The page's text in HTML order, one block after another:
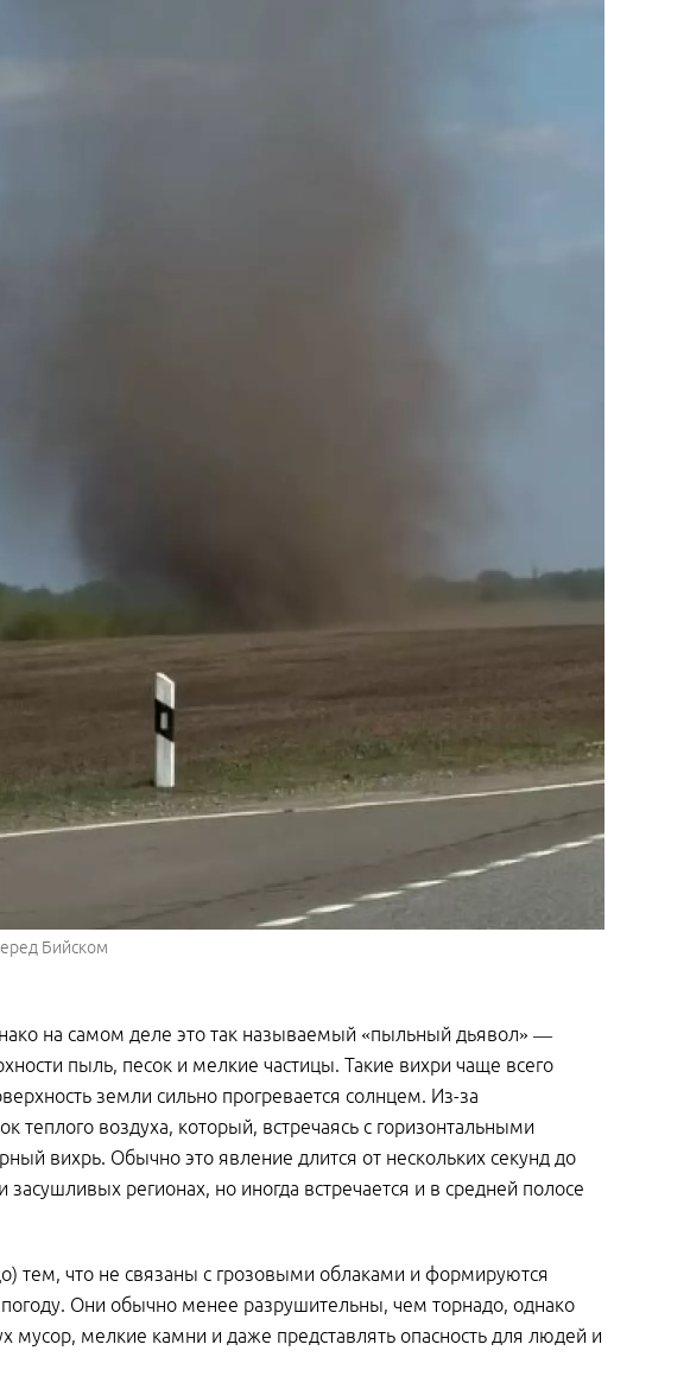
Бийском
на самом деле это так называемый «пыльный дьявол» —
пыль, песок и мелкие частицы. Такие вихри чаще всего
земли сильно прогревается солнцем. Из-за
теплого воздуха, который, встречаясь с горизонтальными
вихрь. Обычно это явление длится от нескольких секунд до
регионах, но иногда встречается и в средней полосе
тем, что не связаны с грозовыми облаками и формируются
Они обычно менее разрушительны, чем торнадо, однако
мусор, мелкие камни и даже представлять опасность для людей и